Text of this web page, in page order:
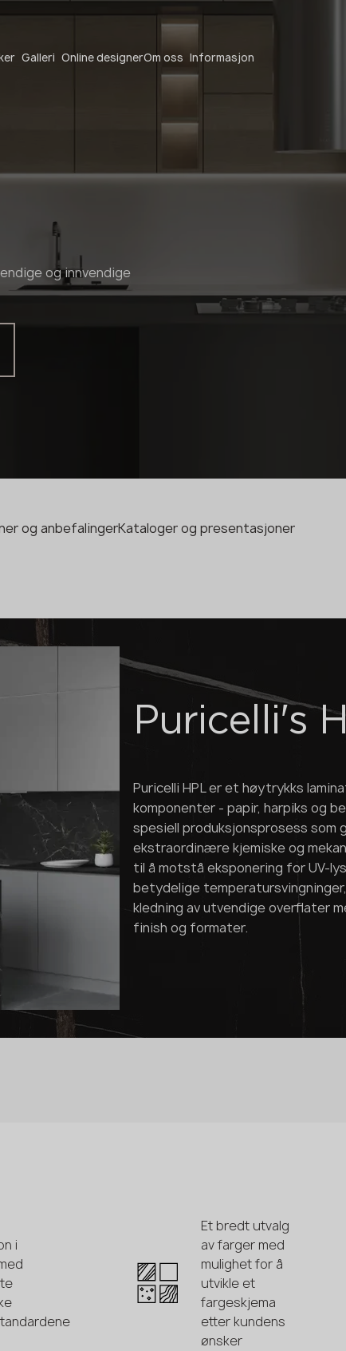
Galleri Online designerOm oss Informasjon
og innvendige
og anbefalingerKataloger og presentasjoner
Puricelli's
Puricelli HPL er et høytrykks
komponenter - papir, harpiks og
spesiell produksjonsprosess
ekstraordinære kjemiske og
til å motstå eksponering for UV-
betydelige
kledning av utvendige overflater
finish og formater.
i
Et bredt utvalg
av farger med
mulighet for å
utvikle et
fargeskjema
etter kundens
ønsker
Legg igjen dine opplysninger eller ring oss
+48 22 602 20 22
SEND INN SØKNADEN DIN
Personvernerklæring